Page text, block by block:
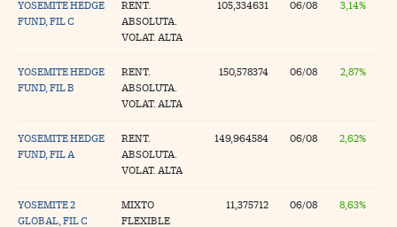
YOSEMITE HEDGE
FUND, FIL C
RENT.
ABSOLUTA.
VOLAT. ALTA
105,334631 06/08 3,14%
YOSEMITE HEDGE
FUND, FIL B
RENT.
ABSOLUTA.
VOLAT. ALTA
150,578374 06/08 2,87%
YOSEMITE HEDGE
FUND, FIL A
RENT.
ABSOLUTA.
VOLAT. ALTA
149,964584 06/08 2,62%
YOSEMITE 2
GLOBAL, FIL C
MIXTO
FLEXIBLE
11,375712 06/08 8,63%